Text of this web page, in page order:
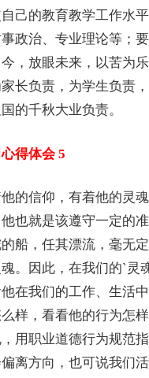
的教育教学工作水平
政治、专业理论等；
，放眼未来，以苦为
长负责，为学生负责
的千秋大业负责。
得体会 5
信仰，有着他的灵魂
也就是该遵守一定的
船，任其漂流，毫无
。因此，在我们的`灵
在我们的工作、生活
样，看看他的行为怎
用职业道德行为规范
离方向，也可说我们